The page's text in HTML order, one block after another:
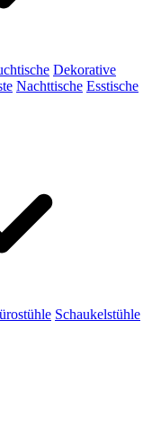
Dekorative
Nachttische Esstische
Schaukelstühle